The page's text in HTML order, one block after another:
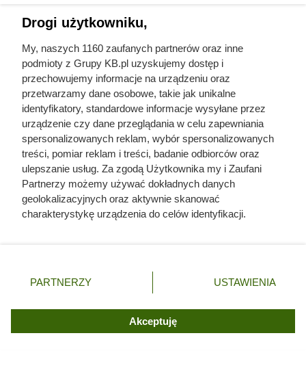
Najpopularniejsze w tej chwili
Kazali jej rozbierać się w niemal każdym
filmie. Przekleństwo polskiej seksbomby
lat 80.
Kat w spódnicy. Najokrutniejsza
nadzorczyni Auschwitz przed egzekucją
z rąk do rąk. Niewiarygodne losy słynnej
skandalistki
Żona Sienkiewicza uciekła podczas
Drogi użytkowniku,
My, naszych 1160 zaufanych partnerów oraz inne
podmioty z Grupy KB.pl uzyskujemy dostęp i
przechowujemy informacje na urządzeniu oraz
przetwarzamy dane osobowe, takie jak unikalne
identyfikatory, standardowe informacje wysyłane przez
urządzenie czy dane przeglądania w celu zapewniania
spersonalizowanych reklam, wybór spersonalizowanych
treści, pomiar reklam i treści, badanie odbiorców oraz
ulepszanie usług. Za zgodą Użytkownika my i Zaufani
Partnerzy możemy używać dokładnych danych
geolokalizacyjnych oraz aktywnie skanować
charakterystykę urządzenia do celów identyfikacji.
zmienić/wycofać klikając przycisk ustawień prywatności
znajdujący się w lewym dolnym rogu strony. Niektóre
użytkownika, ale masz prawo sprzeciwić się takiemu
przetwarzaniu. Preferencje będą miały zastosowania tylko
PARTNERZY USTAWIENIA
Akceptuję